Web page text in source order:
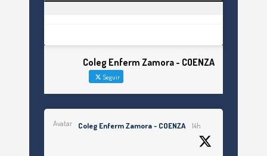
Coleg Enferm Zamora - COENZA
Seguir
Avatar Coleg Enferm Zamora - COENZA 14h